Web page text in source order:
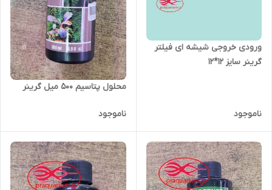
ورودی خروجی شیشه ای فیلتر
گرینر سایز 12*12
ناموجود
محلول پتاسیم 500 میل گرینر
ناموجود